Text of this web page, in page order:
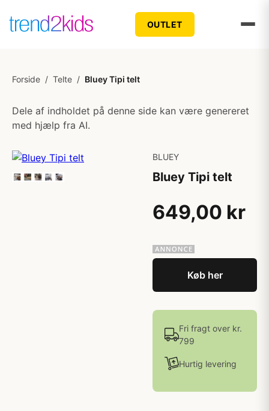
OUTLET
Forside / Telte / Bluey Tipi telt
Dele af indholdet på denne side kan være genereret
med hjælp fra AI.
BLUEY
Bluey Tipi telt
649,00 kr
Køb her
Fri fragt over kr.
799
Hurtig levering